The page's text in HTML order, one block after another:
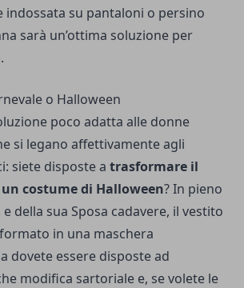
indossata su pantaloni o persino
sarà un’ottima soluzione per
o Halloween
poco adatta alle donne
si legano affettivamente agli
siete disposte a trasformare il
costume di Halloween? In pieno
della sua Sposa cadavere, il vestito
in una maschera
dovete essere disposte ad
modifica sartoriale e, se volete le